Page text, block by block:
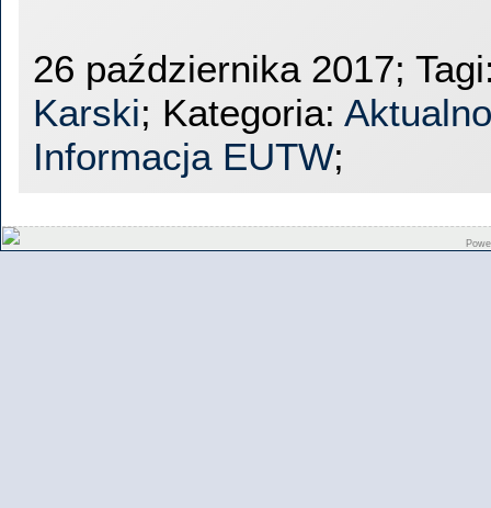
26 października 2017;
Karski; Kategoria:
Informacja EUTW;